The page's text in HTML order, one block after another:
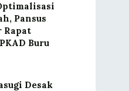
Pansus
Rapat
Buru
Desak